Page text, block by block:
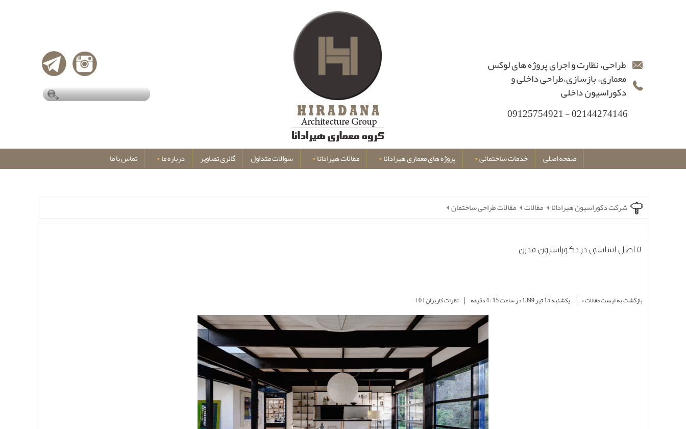
طراحی، نظارت و اجرای پروژه های لوکس
معماری، بازسازی،طراحی داخلی و
دکوراسیون داخلی
02144274146 - 09125754921
صفحه اصلی خدمات ساختمانی پروژه های معماری هیرادانا مقالات هیرادانا سوالات متداول گالری تصاویر درباره ما تماس با ما
شرکت دکوراسیون هیرادانا مقالات مقالات طراحی ساختمان
5 اصل اساسی در دکوراسیون مدرن
بازگشت به لیست مقالات » | یکشنبه 15 تير 1399 در ساعت 15 : 4 دقیقه | نظرات کاربران ( 0 )